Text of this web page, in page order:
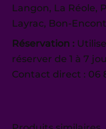
Langon, La Réole,
Layrac, Bon-
Réservation :
réserver de 1 à 7
Contact direct : 06